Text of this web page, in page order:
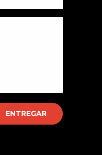
ENTREGAR